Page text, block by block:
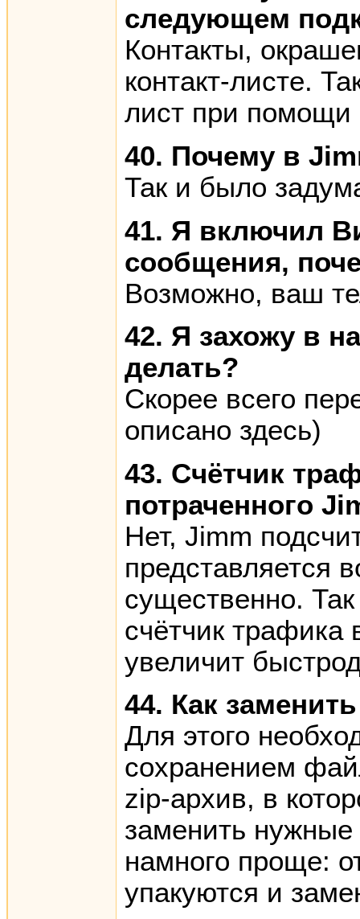
следующем
Контакты,
контакт-листе.
лист при помощи
40. Почему в
Так и было
41. Я включил
сообщения,
Возможно, ваш
42. Я захожу в
делать?
Скорее всего
описано здесь)
43. Счётчик
потраченного
Нет, Jimm
представляется
существенно.
счётчик трафика
увеличит
44. Как
Для этого
сохранением
zip-архив, в
заменить нужные
намного проще:
упакуются и